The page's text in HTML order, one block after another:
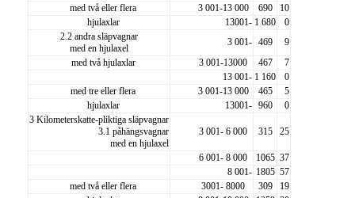
med två eller flera
3 001-13 000 690
10
hjulaxlar
13001- 1 680
0
2.2 andra släpvagnar
med en hjulaxel
3 001- 469
9
med två hjulaxlar
3 001-13000 467
7
13 001- 1 160
0
med tre eller flera
3 001-13 000 465
5
hjulaxlar
13001- 960
0
3 Kilometerskatte-pliktiga släpvagnar
3.1 påhängsvagnar
med en hjulaxel
3 001- 6 000 315 25
6 001- 8 000 1065 37
8 001- 1805 57
med två eller flera
3001- 8000 309
19